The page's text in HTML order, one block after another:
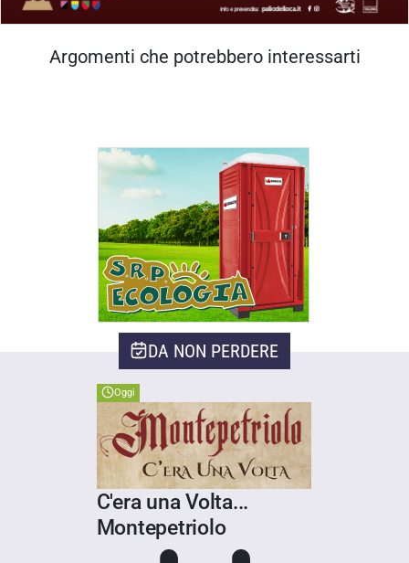
DA NON PERDERE
Oggi
C'era una Volta...
Montepetriolo
Argomenti che potrebbero interessarti